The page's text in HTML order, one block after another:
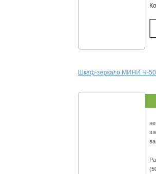
Шкаф-зеркало МИНИ Н-